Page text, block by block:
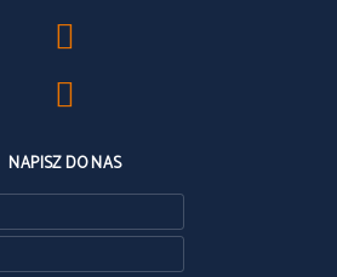
NAPISZ DO NAS